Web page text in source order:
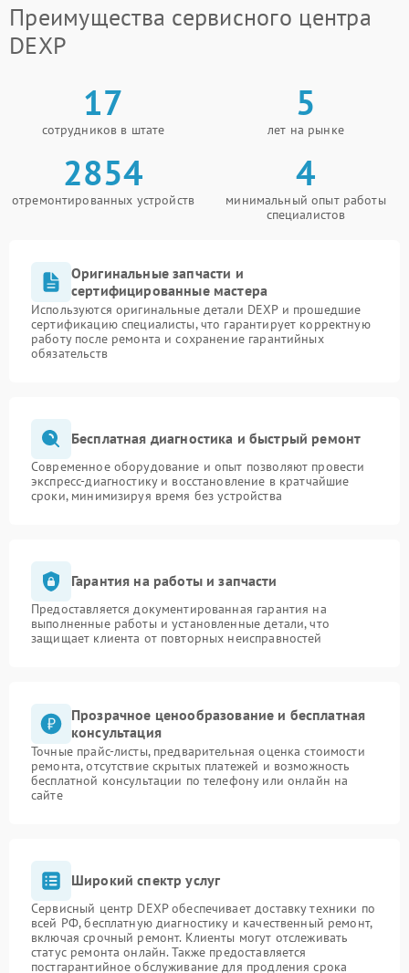
Преимущества сервисного центра
DEXP
17
сотрудников в штате
5
лет на рынке
2854
отремонтированных устройств
4
минимальный опыт работы
специалистов
Оригинальные запчасти и
сертифицированные мастера
Используются оригинальные детали DEXP и прошедшие
сертификацию специалисты, что гарантирует корректную
работу после ремонта и сохранение гарантийных
обязательств
Бесплатная диагностика и быстрый ремонт
Современное оборудование и опыт позволяют провести
экспресс-диагностику и восстановление в кратчайшие
сроки, минимизируя время без устройства
Гарантия на работы и запчасти
Предоставляется документированная гарантия на
выполненные работы и установленные детали, что
защищает клиента от повторных неисправностей
Прозрачное ценообразование и бесплатная
консультация
Точные прайс-листы, предварительная оценка стоимости
ремонта, отсутствие скрытых платежей и возможность
бесплатной консультации по телефону или онлайн на
сайте
Широкий спектр услуг
Сервисный центр DEXP обеспечивает доставку техники по
всей РФ, бесплатную диагностику и качественный ремонт,
включая срочный ремонт. Клиенты могут отслеживать
статус ремонта онлайн. Также предоставляется
постгарантийное обслуживание для продления срока